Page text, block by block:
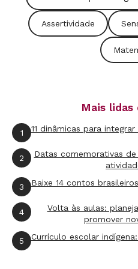
significados para
vista semântico.
Saber Matemática é
cientificamente e
teoremas desse
corpus
acordo com Douady
teoremas matemáticos
Eles são
despersonalizados e
de
fazem parte da
Assertividade
Mais lidas
1 11 dinâmicas para
2
Datas comemorativas
3 Baixe 14 contos
4
Volta às aulas:
promover
5 Currículo escolar